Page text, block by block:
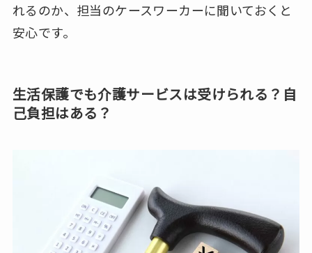
れるのか、担当のケースワーカーに聞いておくと
安心です。
生活保護でも介護サービスは受けられる？自
己負担はある？